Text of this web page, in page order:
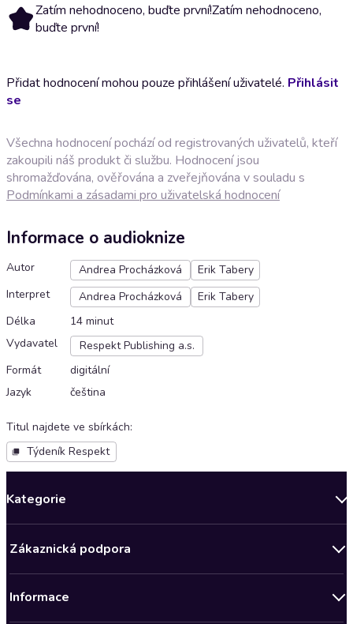
Zatím nehodnoceno, buďte první!Zatím nehodnoceno,
buďte první!
Přidat hodnocení mohou pouze přihlášení uživatelé. Přihlásit
se
Všechna hodnocení pochází od registrovaných uživatelů, kteří
zakoupili náš produkt či službu. Hodnocení jsou
shromažďována, ověřována a zveřejňována v souladu s
Podmínkami a zásadami pro uživatelská hodnocení
Informace o audioknize
Autor Andrea Procházková
Erik Tabery
Interpret
Andrea Procházková
Erik Tabery
Délka
14 minut
Vydavatel
Respekt Publishing a.s.
Formát
digitální
Jazyk
čeština
Titul najdete ve sbírkách:
Týdeník Respekt
Kategorie
Bestsellery měsíce
Zákaznická podpora
Informace